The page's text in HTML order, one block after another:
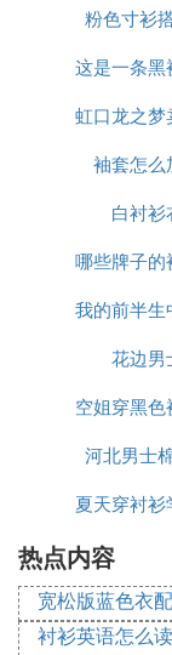
粉色寸衫
这是一条黑
么
虹口龙之
的
袖套怎么
白衬衫
哪些牌子
个子
我的前半
哪有
花边男
空姐穿黑
河北男士
夏天穿衬
热点内容
宽松版蓝色衣
衬衫英语怎么